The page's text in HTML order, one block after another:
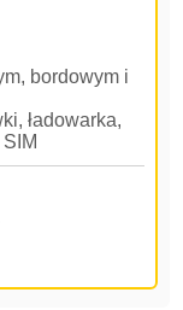
bordowym i
ładowarka,